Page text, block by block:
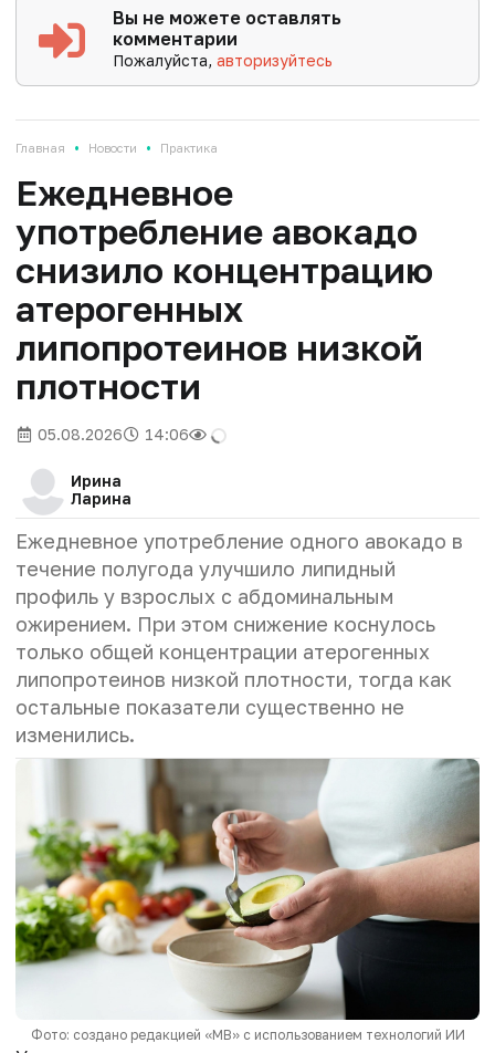
Вы не можете оставлять
комментарии
Пожалуйста,авторизуйтесь
Главная • Новости • Практика
Ежедневное
употребление авокадо
снизило концентрацию
атерогенных
липопротеинов низкой
плотности
05.08.2026 14:06
Ирина
Ларина
Ежедневное употребление одного авокадо в
течение полугода улучшило липидный
профиль у взрослых с абдоминальным
ожирением. При этом снижение коснулось
только общей концентрации атерогенных
липопротеинов низкой плотности, тогда как
остальные показатели существенно не
изменились.
Фото: создано редакцией «МВ» с использованием технологий ИИ